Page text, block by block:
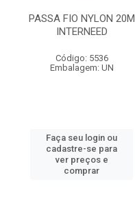
PASSA FIO NYLON 20M
INTERNEED
Código: 5536
Embalagem: UN
Faça seu login ou
cadastre-se para
ver preços e
comprar